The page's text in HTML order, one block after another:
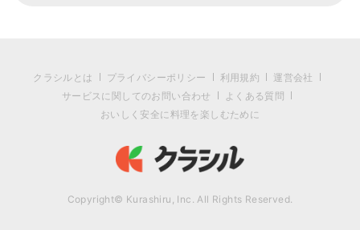
クラシルとは プライバシーポリシー 利用規約
運営会社
サービスに関してのお問い合わせ
よくある質問
おいしく安全に料理を楽しむために
Copyright© Kurashiru, Inc. All Rights Reserved.